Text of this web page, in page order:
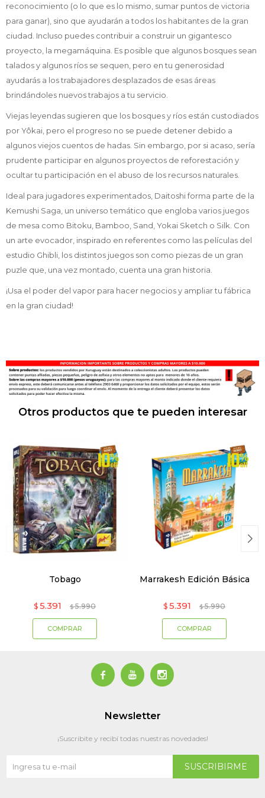
reconocimiento (o lo que es lo mismo, sumar puntos de victoria
para ganar), sino que ayudarán a todos los habitantes de la gran
ciudad. Incluso puedes contribuir a construir un gigantesco
proyecto, la megamáquina. Es posible que algunos bosques sean
talados y algunos ríos se sequen, pero en tu generosidad
ayudarás a los trabajadores desplazados de esas áreas
brindándoles nuevos trabajos a tu servicio.
Viejas leyendas sugieren que los bosques y ríos están custodiados
por Yôkai, pero el progreso no se puede detener debido a
algunos viejos cuentos de hadas. Sin embargo, por si acaso, sería
prudente participar en algunos proyectos de reforestación y
ocultar tu participación en el abuso de los recursos naturales.
Ideal para jugadores experimentados, Daitoshi forma parte de la
Kemushi Saga, un universo temático que engloba varios juegos
de mesa como Bitoku, Bamboo, Sand, Yokai Sketch o Silk. Con
un arte evocador, inspirado en referentes como las películas del
estudio Ghibli, los distintos juegos son como piezas de un gran
puzle que, una vez montado, cuenta una gran historia.
¡Usa el poder del vapor para hacer negocios y ampliar tu fábrica
en la gran ciudad!
Otros productos que te pueden interesar
Tobago
$ 5.391 $ 5.990
Marrakesh Edición Básica
$ 5.391 $ 5.990
  
Newsletter
¡Suscribite y recibí todas nuestras novedades!
SUSCRIBIRME